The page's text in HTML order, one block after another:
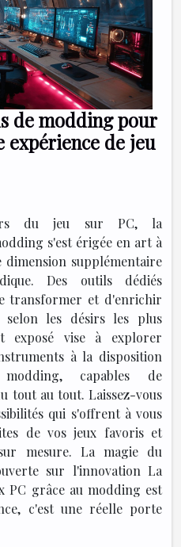
de modding pour
expérience de jeu
du jeu sur PC, la
s'est érigée en art à
supplémentaire
Des outils dédiés
transformer et d'enrichir
selon les désirs les plus
exposé vise à explorer
à la disposition
capables de
tout au tout. Laissez-vous
qui s'offrent à vous
de vos jeux favoris et
mesure. La magie du
sur l'innovation La
PC grâce au modding est
c'est une réelle porte